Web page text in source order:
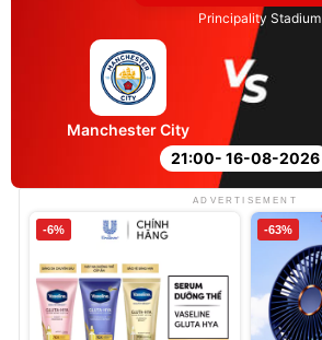
Principality Stadium
21:00- 16-08-2026
Manchester City
ADVERTISEMENT
-6% -63%